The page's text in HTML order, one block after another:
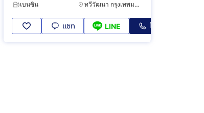
เบนซิน
ทวีวัฒนา กรุงเทพมหานคร
แชท LINE โทร